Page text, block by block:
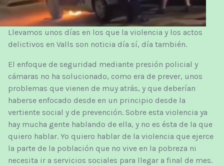
Llevamos unos días en los que la violencia y los actos
delictivos en Valls son noticia día sí, día también.
El enfoque de seguridad mediante presión policial y
cámaras no ha solucionado, como era de prever, unos
problemas que vienen de muy atrás, y que deberían
haberse enfocado desde en un principio desde la
vertiente social y de prevención. Sobre esta violencia ya
hay mucha gente hablando de ella, y no es ésta de la que
quiero hablar. Yo quiero hablar de la violencia que ejerce
la parte de la población que no vive en la pobreza ni
necesita ir a servicios sociales para llegar a final de mes.